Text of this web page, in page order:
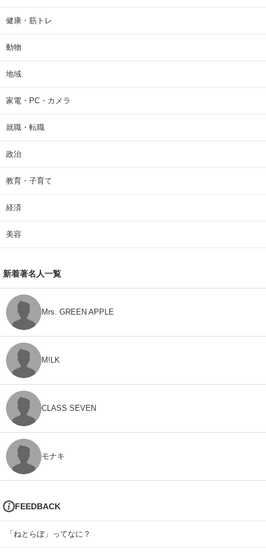
健康・筋トレ
動物
地域
家電・PC・カメラ
就職・転職
政治
教育・子育て
経済
美容
新着著名人一覧
Mrs. GREEN APPLE
M!LK
CLASS SEVEN
モナキ
FEEDBACK
「ねとらぼ」ってなに？